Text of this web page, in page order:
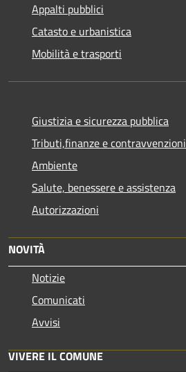
Appalti pubblici
Catasto e urbanistica
Mobilità e trasporti
Giustizia e sicurezza pubblica
Tributi,finanze e contravvenzioni
Ambiente
Salute, benessere e assistenza
Autorizzazioni
NOVITÀ
Notizie
Comunicati
Avvisi
VIVERE IL COMUNE